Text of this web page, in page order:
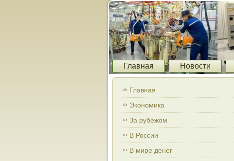
Главная Новости
Главная
Экономика
За рубежом
В России
В мире денег